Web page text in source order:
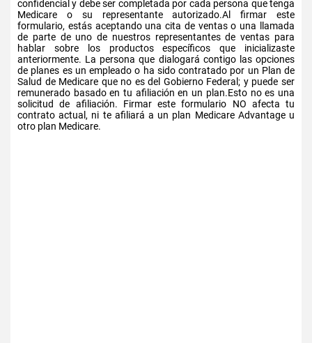
confidencial y debe ser completada por cada persona que tenga
Medicare o su representante autorizado.Al firmar este
formulario, estás aceptando una cita de ventas o una llamada
de parte de uno de nuestros representantes de ventas para
hablar sobre los productos específicos que inicializaste
anteriormente. La persona que dialogará contigo las opciones
de planes es un empleado o ha sido contratado por un Plan de
Salud de Medicare que no es del Gobierno Federal; y puede ser
remunerado basado en tu afiliación en un plan.Esto no es una
solicitud de afiliación. Firmar este formulario NO afecta tu
contrato actual, ni te afiliará a un plan Medicare Advantage u
otro plan Medicare.